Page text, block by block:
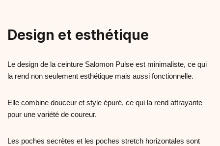
Design et esthétique
Le design de la ceinture Salomon Pulse est minimaliste, ce qui
la rend non seulement esthétique mais aussi fonctionnelle.
Elle combine douceur et style épuré, ce qui la rend attrayante
pour une variété de coureur.
Les poches secrètes et les poches stretch horizontales sont